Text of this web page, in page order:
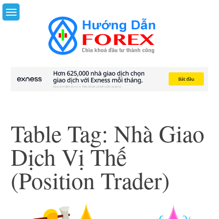
Skip
to
Table Tag:Nhà Giao
Dịch Vị Thế
(Position Trader)